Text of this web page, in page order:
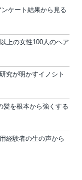
ケート結果から見る
上の女性100人のヘア
究が明かすイノシト
髪を根本から強くする
経験者の生の声から